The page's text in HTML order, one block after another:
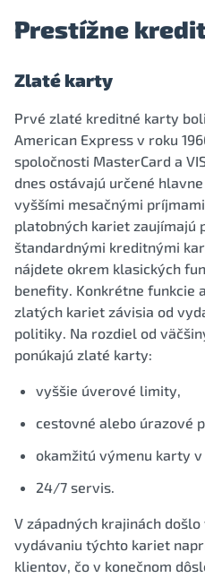
Prestížne
Zlaté karty
Prvé zlaté kreditné karty
American Express v roku
spoločnosti MasterCard a
dnes ostávajú určené
vyššími mesačnými
platobných kariet zaujímajú
štandardnými kreditnými
nájdete okrem klasických
benefity. Konkrétne funkcie
zlatých kariet závisia od
politiky. Na rozdiel od
ponúkajú zlaté karty:
vyššie úverové limity,
cestovné alebo úrazové
okamžitú výmenu karty v
24/7 servis.
V západných krajinách
vydávaniu týchto kariet
klientov, čo v konečnom